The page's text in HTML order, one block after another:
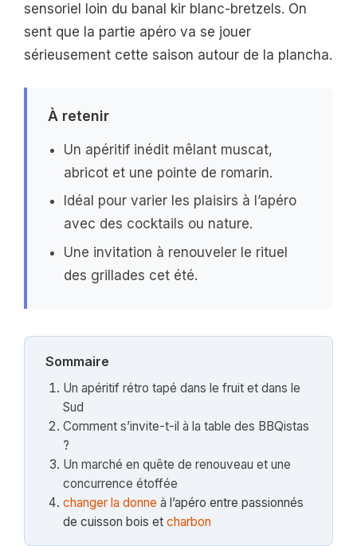
sensoriel loin du banal kir blanc-bretzels. On
sent que la partie apéro va se jouer
sérieusement cette saison autour de la plancha.
À retenir
Un apéritif inédit mêlant muscat,
abricot et une pointe de romarin.
Idéal pour varier les plaisirs à l’apéro
avec des cocktails ou nature.
Une invitation à renouveler le rituel
des grillades cet été.
Sommaire
Un apéritif rétro tapé dans le fruit et dans le
Sud
Comment s’invite-t-il à la table des BBQistas
?
Un marché en quête de renouveau et une
concurrence étoffée
changer la donne à l’apéro entre passionnés
de cuisson bois etcharbon